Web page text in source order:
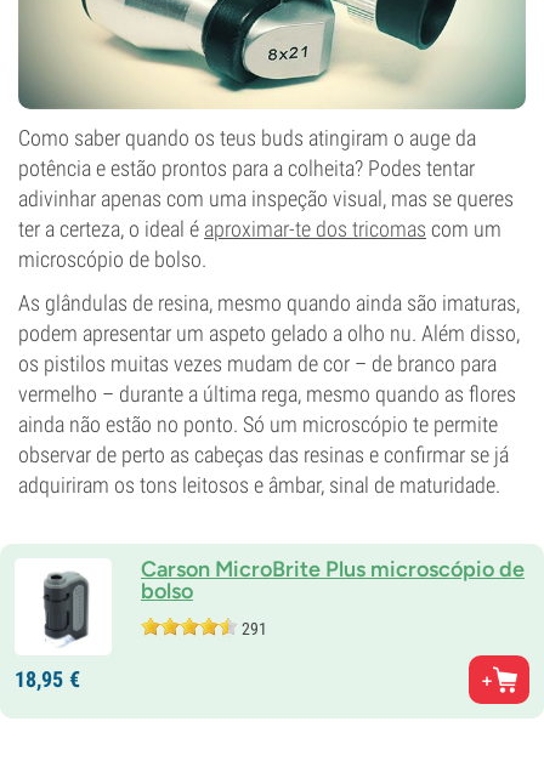
Como saber quando os teus buds atingiram o auge da
potência e estão prontos para a colheita? Podes tentar
adivinhar apenas com uma inspeção visual, mas se queres
ter a certeza, o ideal é aproximar-te dos tricomas com um
microscópio de bolso.
As glândulas de resina, mesmo quando ainda são imaturas,
podem apresentar um aspeto gelado a olho nu. Além disso,
os pistilos muitas vezes mudam de cor – de branco para
vermelho – durante a última rega, mesmo quando as flores
ainda não estão no ponto. Só um microscópio te permite
observar de perto as cabeças das resinas e confirmar se já
adquiriram os tons leitosos e âmbar, sinal de maturidade.
Carson MicroBrite Plus microscópio de
bolso
291
18,95 €